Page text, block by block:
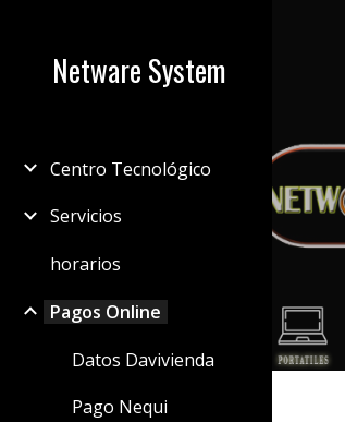
Netware System
Centro Tecnológico
Servicios
horarios
Pagos Online
Datos Davivienda
Pago Nequi